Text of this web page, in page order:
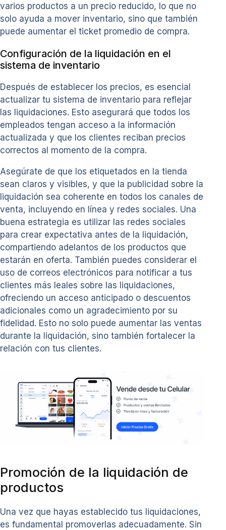
varios productos a un precio reducido, lo que no
solo ayuda a mover inventario, sino que también
puede aumentar el ticket promedio de compra.
Configuración de la liquidación en el
sistema de inventario
Después de establecer los precios, es esencial
actualizar tu sistema de inventario para reflejar
las liquidaciones. Esto asegurará que todos los
empleados tengan acceso a la información
actualizada y que los clientes reciban precios
correctos al momento de la compra.
Asegúrate de que los etiquetados en la tienda
sean claros y visibles, y que la publicidad sobre la
liquidación sea coherente en todos los canales de
venta, incluyendo en línea y redes sociales. Una
buena estrategia es utilizar las redes sociales
para crear expectativa antes de la liquidación,
compartiendo adelantos de los productos que
estarán en oferta. También puedes considerar el
uso de correos electrónicos para notificar a tus
clientes más leales sobre las liquidaciones,
ofreciendo un acceso anticipado o descuentos
adicionales como un agradecimiento por su
fidelidad. Esto no solo puede aumentar las ventas
durante la liquidación, sino también fortalecer la
relación con tus clientes.
Promoción de la liquidación de
productos
Una vez que hayas establecido tus liquidaciones,
es fundamental promoverlas adecuadamente. Sin